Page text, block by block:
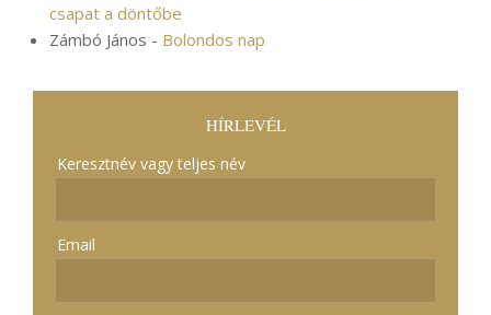
csapat a döntőbe
Zámbó János - Bolondos nap
HÍRLEVÉL
Keresztnév vagy teljes név
Email